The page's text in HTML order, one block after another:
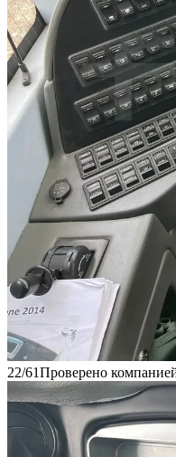
22/61Проверено